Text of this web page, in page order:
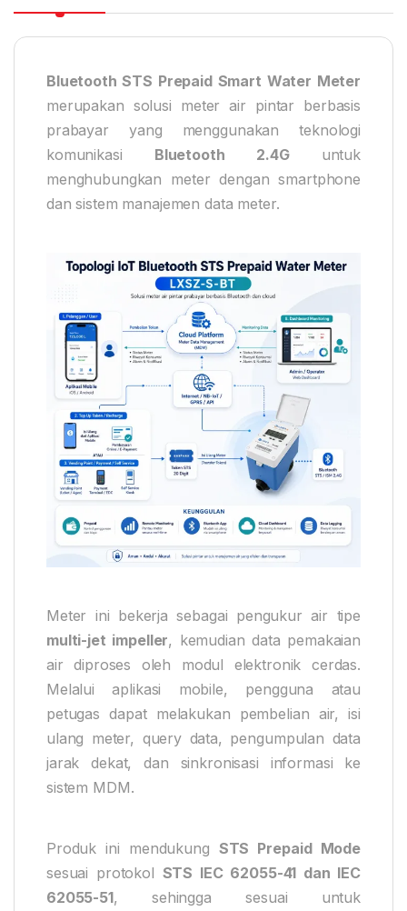
Bluetooth STS Prepaid Smart Water Meter
merupakan solusi meter air pintar berbasis
prabayar yang menggunakan teknologi
komunikasi Bluetooth 2.4Guntuk
menghubungkan meter dengan smartphone
dan sistem manajemen data meter.
Meter ini bekerja sebagai pengukur air tipe
multi-jet impeller, kemudian data pemakaian
air diproses oleh modul elektronik cerdas.
Melalui aplikasi mobile, pengguna atau
petugas dapat melakukan pembelian air, isi
ulang meter, query data, pengumpulan data
jarak dekat, dan sinkronisasi informasi ke
sistem MDM.
Produk ini mendukung STS Prepaid Mode
sesuai protokol STS IEC 62055-41 dan IEC
62055-51, sehingga sesuai untuk